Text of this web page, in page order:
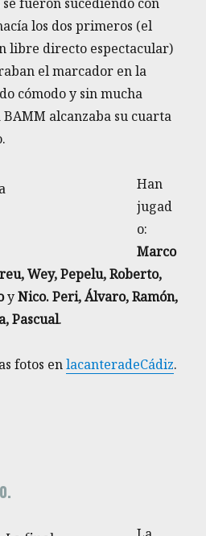
los dos primeros (el
libre directo espectacular)
el marcador en la
cómodo y sin mucha
alcanzaba su cuarta
Han
jugad
o:
Marco
Wey, Pepelu, Roberto,
yNico. Peri, Álvaro, Ramón,
Pascual.
fotos enlacanteradeCádiz.